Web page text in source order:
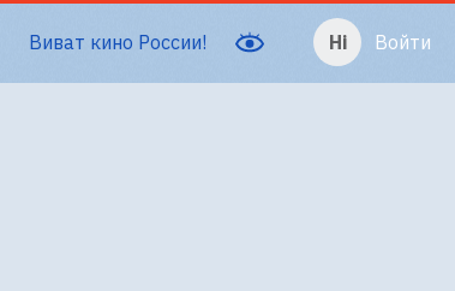
Виват кино России! Войти